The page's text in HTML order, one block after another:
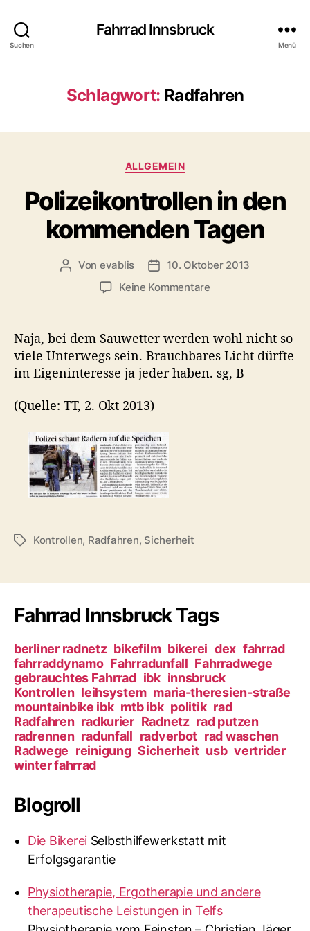
Suchen
Fahrrad Innsbruck
Menü
Schlagwort: Radfahren
K
t
e
g
o
i
e
ALLGEMEIN
Polizeikontrollen in den
kommenden Tagen
B
a
g
s
u
o
r
Von evablis
B
e
a
g
s
a
u
m
10. Oktober 2013
Keine Kommentarez
l
i
z
e
k
o
m
m
e
n
d
e
Naja, bei dem Sauwetter werden wohl nicht so
viele Unterwegs sein. Brauchbares Licht dürfte
im Eigeninteresse ja jeder haben. sg, B
(Quelle: TT, 2. Okt 2013)
S
l
g
ö
r
t
e
r
Kontrollen, Radfahren, Sicherheit
Fahrrad Innsbruck Tags
berliner radnetz bikefilm bikerei dex fahrrad
fahrraddynamo Fahrradunfall Fahrradwege
gebrauchtes Fahrrad ibk innsbruck
Kontrollen leihsystem maria-theresien-straße
mountainbike ibk mtb ibk politik rad
Radfahren radkurier Radnetz rad putzen
radrennen radunfall radverbot rad waschen
Radwege reinigung Sicherheit usb vertrider
winter fahrrad
Blogroll
Die Bikerei Selbsthilfewerkstatt mit
Erfolgsgarantie
Physiotherapie, Ergotherapie und andere
therapeutische Leistungen in Telfs